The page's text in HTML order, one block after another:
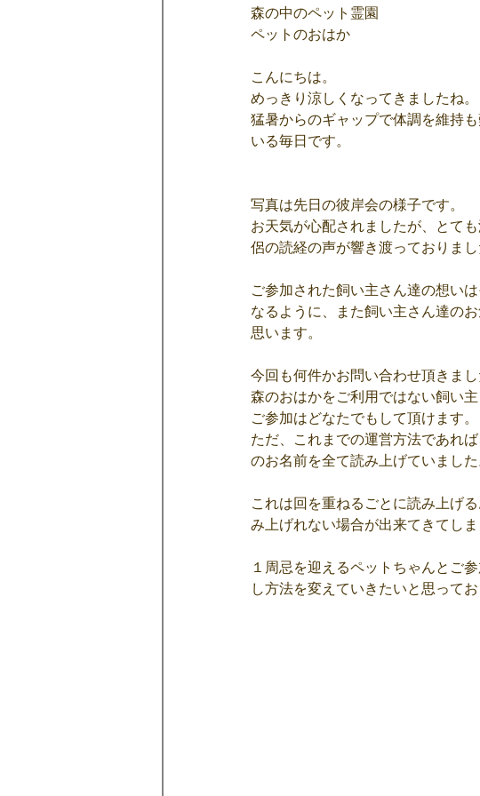
森の中のペット霊園
ペットのおはか
こんにちは。
めっきり涼しくなってきましたね。
猛暑からのギャップで体調を維持
いる毎日です。
写真は先日の彼岸会の様子です。
お天気が心配されましたが、とて
侶の読経の声が響き渡っておりまし
ご参加された飼い主さん達の想い
なるように、また飼い主さん達の
思います。
今回も何件かお問い合わせ頂きまし
森のおはかをご利用ではない飼い主
ご参加はどなたでもして頂けます。
ただ、これまでの運営方法であれ
のお名前を全て読み上げていました
これは回を重ねるごとに読み上げ
み上げれない場合が出来てきてし
１周忌を迎えるペットちゃんとご
し方法を変えていきたいと思ってお